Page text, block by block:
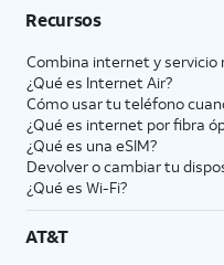
Recursos
Combina internet y servicio
¿Qué es Internet Air?
Cómo usar tu teléfono
¿Qué es internet por fibra
¿Qué es una eSIM?
Devolver o cambiar tu
¿Qué es Wi-Fi?
AT&T